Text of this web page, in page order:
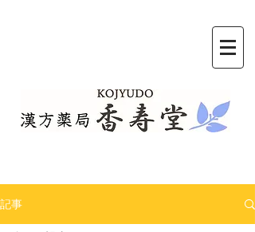
記事